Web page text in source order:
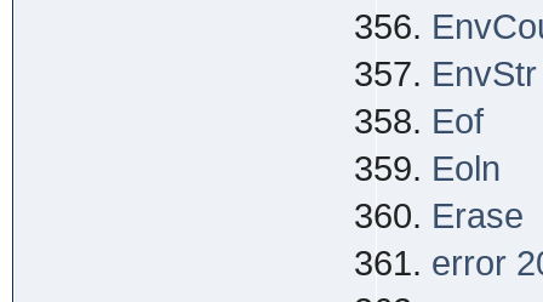
EnvStr
Eof
Eoln
Erase
error